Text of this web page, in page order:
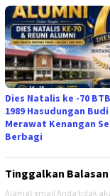
Dies Natalis ke -70
1989 Hasudungan
Merawat Kenangan
Berbagi
Tinggalkan Balasan
Alamat email Anda tidak